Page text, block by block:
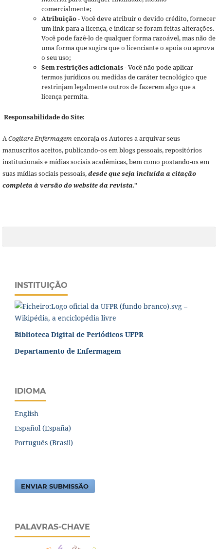
comercialmente;
Atribuição- Você deve atribuir o devido crédito, fornecer
um link para a licença, e indicar se foram feitas alterações.
Você pode fazê-lo de qualquer forma razoável, mas não de
uma forma que sugira que o licenciante o apoia ou aprova
o seu uso;
Sem restrições adicionais- Você não pode aplicar
termos jurídicos ou medidas de caráter tecnológico que
restrinjam legalmente outros de fazerem algo que a
licença permita.
Responsabilidade do Site:
ACogitare Enfermagemencoraja os Autores a arquivar seus
manuscritos aceitos, publicando-os em blogs pessoais, repositórios
institucionais e mídias sociais acadêmicas, bem como postando-os em
suas mídias sociais pessoais,desde que seja incluída a citação
completa à versão do website da revista.”
INSTITUIÇÃO
Biblioteca Digital de Periódicos UFPR
Departamento de Enfermagem
IDIOMA
English
Español (España)
Português (Brasil)
ENVIAR SUBMISSÃO
PALAVRAS-CHAVE